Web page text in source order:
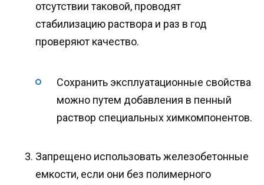
отсутствии таковой, проводят
стабилизацию раствора и раз в год
проверяют качество.
Сохранить эксплуатационные свойства
можно путем добавления в пенный
раствор специальных химкомпонентов.
Запрещено использовать железобетонные
емкости, если они без полимерного